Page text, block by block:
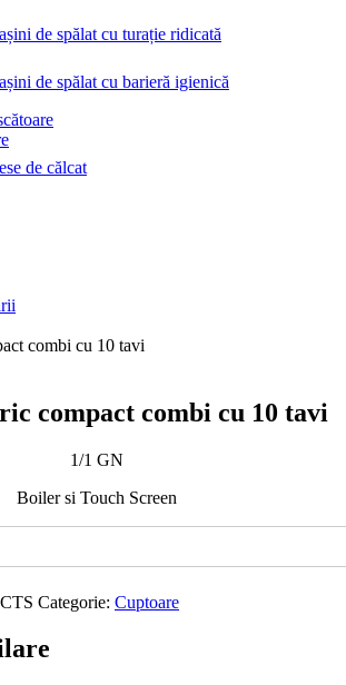
de spălat cu turație ridicată
de spălat cu barieră igienică
de călcat
combi cu 10 tavi
compact combi cu 10 tavi
1/1 GN
Boiler si Touch Screen
Categorie: Cuptoare